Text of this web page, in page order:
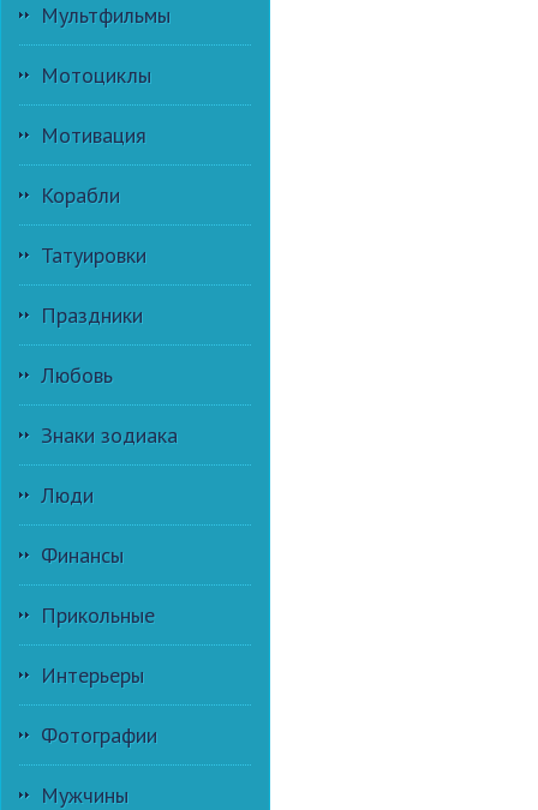
Мультфильмы
Мотоциклы
Мотивация
Корабли
Татуировки
Праздники
Любовь
Знаки зодиака
Люди
Финансы
Прикольные
Интерьеры
Фотографии
Мужчины